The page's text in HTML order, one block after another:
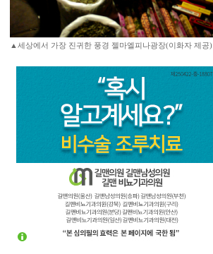
▲세상에서 가장 진귀한 풍경 젤마엘피나광장(이화자 제공)